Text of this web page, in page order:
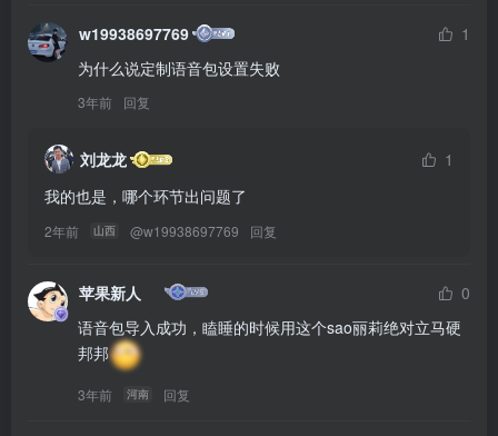
w19938697769
1
为什么说定制语音包设置失败
3年前 回复
刘龙龙
1
我的也是，哪个环节出问题了
2年前 山西 @w19938697769 回复
苹果新人
0
语音包导入成功，瞌睡的时候用这个sao丽莉绝对立马硬
邦邦
3年前 河南 回复